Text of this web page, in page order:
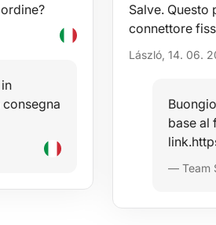
Salve. Questo
connettore
László, 14. 06.
base al
— Team